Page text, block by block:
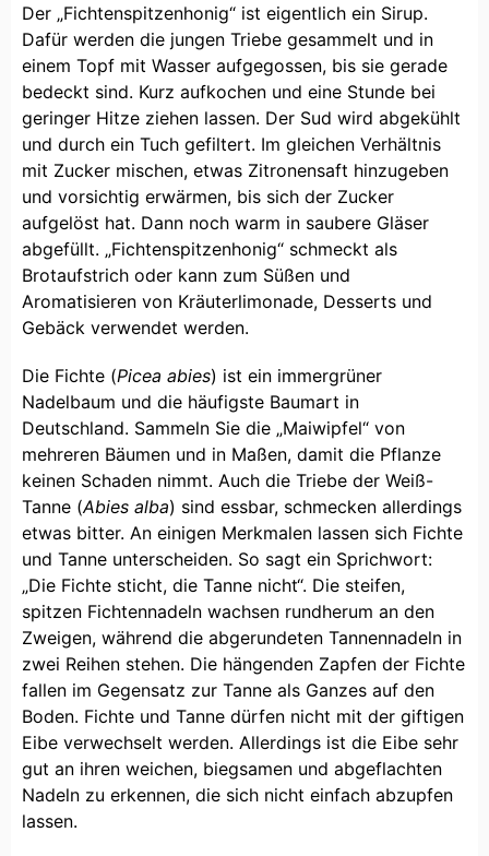
Der „Fichtenspitzenhonig“ ist eigentlich ein Sirup.
Dafür werden die jungen Triebe gesammelt und in
einem Topf mit Wasser aufgegossen, bis sie gerade
bedeckt sind. Kurz aufkochen und eine Stunde bei
geringer Hitze ziehen lassen. Der Sud wird abgekühlt
und durch ein Tuch gefiltert. Im gleichen Verhältnis
mit Zucker mischen, etwas Zitronensaft hinzugeben
und vorsichtig erwärmen, bis sich der Zucker
aufgelöst hat. Dann noch warm in saubere Gläser
abgefüllt. „Fichtenspitzenhonig“ schmeckt als
Brotaufstrich oder kann zum Süßen und
Aromatisieren von Kräuterlimonade, Desserts und
Gebäck verwendet werden.
Die Fichte (Picea abies) ist ein immergrüner
Nadelbaum und die häufigste Baumart in
Deutschland. Sammeln Sie die „Maiwipfel“ von
mehreren Bäumen und in Maßen, damit die Pflanze
keinen Schaden nimmt. Auch die Triebe der Weiß-
Tanne (Abies alba) sind essbar, schmecken allerdings
etwas bitter. An einigen Merkmalen lassen sich Fichte
und Tanne unterscheiden. So sagt ein Sprichwort:
„Die Fichte sticht, die Tanne nicht“. Die steifen,
spitzen Fichtennadeln wachsen rundherum an den
Zweigen, während die abgerundeten Tannennadeln in
zwei Reihen stehen. Die hängenden Zapfen der Fichte
fallen im Gegensatz zur Tanne als Ganzes auf den
Boden. Fichte und Tanne dürfen nicht mit der giftigen
Eibe verwechselt werden. Allerdings ist die Eibe sehr
gut an ihren weichen, biegsamen und abgeflachten
Nadeln zu erkennen, die sich nicht einfach abzupfen
lassen.